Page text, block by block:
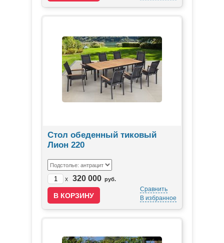
Стол обеденный тиковый
Лион 220
x 320 000 руб.
Сравнить
В избранное